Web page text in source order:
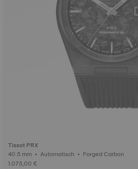
Tissot PRX
40.5 mm • Automatisch • Forged Carbon
1.075,00 €